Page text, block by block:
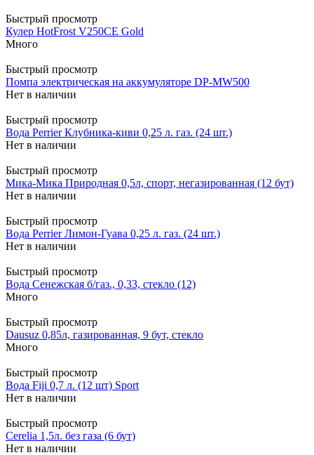
Быстрый просмотр
Кулер HotFrost V250CE Gold
Много
Быстрый просмотр
Помпа электрическая на аккумуляторе DP-MW500
Нет в наличии
Быстрый просмотр
Вода Perrier Клубника-киви 0,25 л. газ. (24 шт.)
Нет в наличии
Быстрый просмотр
Мика-Мика Природная 0,5л, спорт, негазированная (12 бут)
Нет в наличии
Быстрый просмотр
Вода Perrier Лимон-Гуава 0,25 л. газ. (24 шт.)
Нет в наличии
Быстрый просмотр
Вода Сенежская б/газ., 0,33, стекло (12)
Много
Быстрый просмотр
Dausuz 0,85л, газированная, 9 бут, стекло
Много
Быстрый просмотр
Вода Fiji 0,7 л. (12 шт) Sport
Нет в наличии
Быстрый просмотр
Cerelia 1,5л. без газа (6 бут)
Нет в наличии